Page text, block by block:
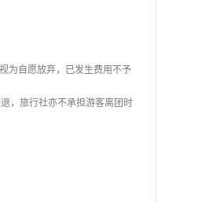
为自愿放弃，已发生费用不予
，旅行社亦不承担游客离团时